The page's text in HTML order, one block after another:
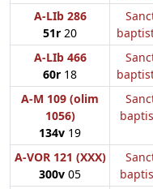
A-LIb 286
51r 20
A-LIb 466
60r 18
A-M 109 (olim
1056)
134v 19
A-VOR 121 (XXX)
300v 05